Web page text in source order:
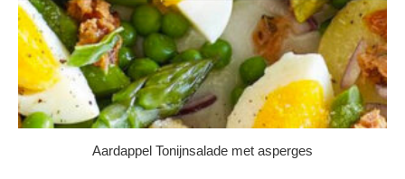
Aardappel Tonijnsalade met asperges